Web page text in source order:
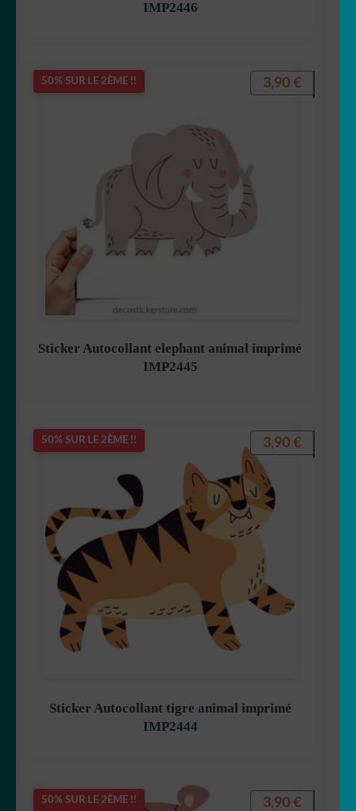
IMP2446
50% SUR LE 2ÈME !!
Sticker Autocollant elephant animal imprimé
IMP2445
3,90 €
50% SUR LE 2ÈME !!
Sticker Autocollant tigre animal imprimé
IMP2444
3,90 €
50% SUR LE 2ÈME !! 3,90 €